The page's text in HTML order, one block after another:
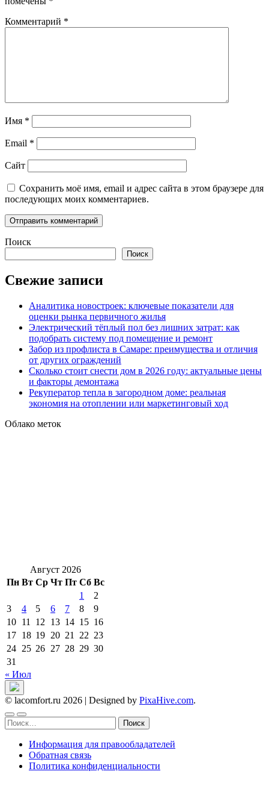
Комментарий *
Имя *
Email *
Сайт
Сохранить моё имя, email и адрес сайта в этом браузере для
последующих моих комментариев.
Поиск
Поиск
Свежие записи
Аналитика новостроек: ключевые показатели для
оценки рынка первичного жилья
Электрический тёплый пол без лишних затрат: как
подобрать систему под помещение и ремонт
Забор из профлиста в Самаре: преимущества и отличия
от других ограждений
Сколько стоит снести дом в 2026 году: актуальные цены
и факторы демонтажа
Рекуператор тепла в загородном доме: реальная
экономия на отоплении или маркетинговый ход
Облако меток
Август 2026
Пн Вт Ср Чт Пт Сб Вс
1
2
3
4 5 6 7 8
9
10 11 12 13 14 15 16
17 18 19 20 21 22 23
24 25 26 27 28 29 30
31
« Июл
© lacomfort.ru 2026 | Designed by PixaHive.com.
Найти:
Информация для правообладателей
Обратная связь
Политика конфиденциальности